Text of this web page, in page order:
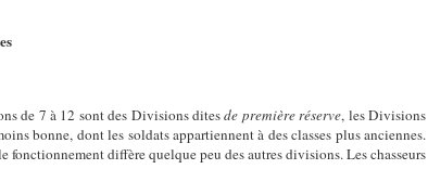
de 7 à 12 sont des Divisions ditesde première réserve, les Divisions
bonne, dont les soldats appartiennent à des classes plus anciennes.
diffère quelque peu des autres divisions. Les chasseurs